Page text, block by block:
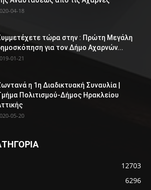
04-18
τώρα στην : Πρώτη Μεγάλη
για τον Δήμο Αχαρνών...
01-21
η 1η Διαδικτυακή Συναυλία |
Πολιτισμού-Δήμος Ηρακλείου
05-20
12703
6296